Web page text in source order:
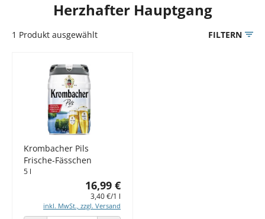
Herzhafter Hauptgang
1 Produkt ausgewählt FILTERN
Krombacher Pils
Frische-Fässchen
5 l
16,99 €
3,40 €/1 l
inkl. MwSt., zzgl. Versand